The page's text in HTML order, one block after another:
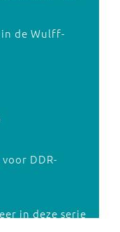
de Wulff-
DDR-
in deze serie